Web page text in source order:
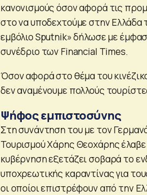
κανονισμούς όσον αφορά τις
στο να υποδεχτούμε στην Ελλάδα
εμβόλιο Sputnik» δήλωσε με
συνέδριο των Financial Times.
Όσον αφορά στο θέμα του
δεν αναμένουμε πολλούς
Ψήφος εμπιστοσύνης
Στη συνάντηση του με τον
Τουρισμού Χάρης Θεοχάρης
κυβέρνηση εξετάζει σοβαρά το
υποχρεωτικής καραντίνας για
οι οποίοι επιστρέφουν από την